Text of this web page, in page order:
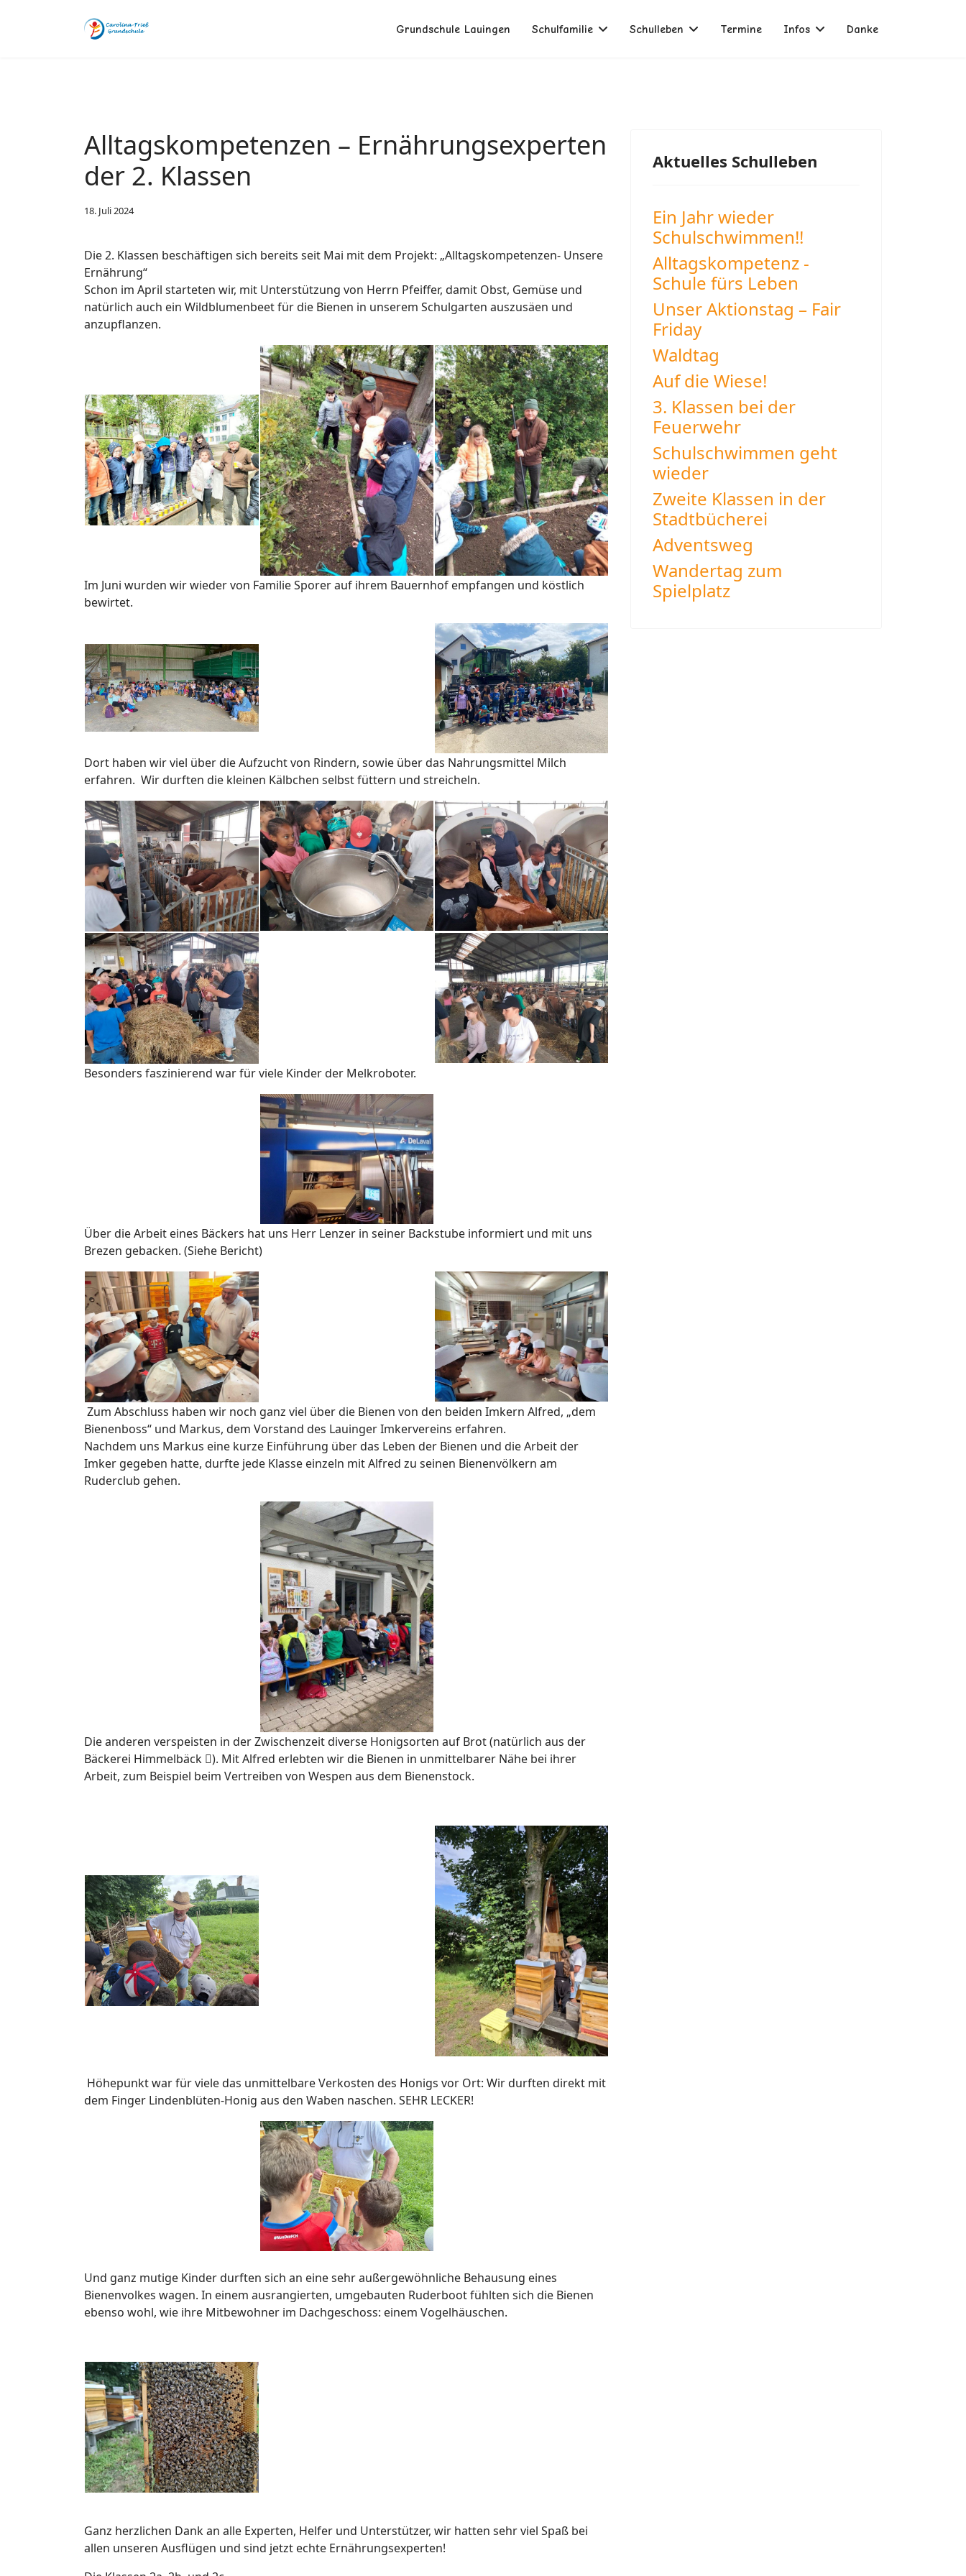
Grundschule Lauingen Schulfamilie Schulleben Termine Infos Danke
Alltagskompetenzen – Ernährungsexperten
der 2. Klassen
18. Juli 2024
Die 2. Klassen beschäftigen sich bereits seit Mai mit dem Projekt: „Alltagskompetenzen- Unsere
Ernährung“
Schon im April starteten wir, mit Unterstützung von Herrn Pfeiffer, damit Obst, Gemüse und
natürlich auch ein Wildblumenbeet für die Bienen in unserem Schulgarten auszusäen und
anzupflanzen.
Im Juni wurden wir wieder von Familie Sporer auf ihrem Bauernhof empfangen und köstlich
bewirtet.
Dort haben wir viel über die Aufzucht von Rindern, sowie über das Nahrungsmittel Milch
erfahren. Wir durften die kleinen Kälbchen selbst füttern und streicheln.
Besonders faszinierend war für viele Kinder der Melkroboter.
Über die Arbeit eines Bäckers hat uns Herr Lenzer in seiner Backstube informiert und mit uns
Brezen gebacken. (Siehe Bericht)
Zum Abschluss haben wir noch ganz viel über die Bienen von den beiden Imkern Alfred, „dem
Bienenboss“ und Markus, dem Vorstand des Lauinger Imkervereins erfahren.
Nachdem uns Markus eine kurze Einführung über das Leben der Bienen und die Arbeit der
Imker gegeben hatte, durfte jede Klasse einzeln mit Alfred zu seinen Bienenvölkern am
Ruderclub gehen.
Die anderen verspeisten in der Zwischenzeit diverse Honigsorten auf Brot (natürlich aus der
Bäckerei Himmelbäck ). Mit Alfred erlebten wir die Bienen in unmittelbarer Nähe bei ihrer
Arbeit, zum Beispiel beim Vertreiben von Wespen aus dem Bienenstock.
Höhepunkt war für viele das unmittelbare Verkosten des Honigs vor Ort: Wir durften direkt mit
dem Finger Lindenblüten-Honig aus den Waben naschen. SEHR LECKER!
Und ganz mutige Kinder durften sich an eine sehr außergewöhnliche Behausung eines
Bienenvolkes wagen. In einem ausrangierten, umgebauten Ruderboot fühlten sich die Bienen
ebenso wohl, wie ihre Mitbewohner im Dachgeschoss: einem Vogelhäuschen.
Ganz herzlichen Dank an alle Experten, Helfer und Unterstützer, wir hatten sehr viel Spaß bei
allen unseren Ausflügen und sind jetzt echte Ernährungsexperten!
Aktuelles Schulleben
Ein Jahr wieder
Schulschwimmen!!
Alltagskompetenz -
Schule fürs Leben
Unser Aktionstag – Fair
Friday
Waldtag
Auf die Wiese!
3. Klassen bei der
Feuerwehr
Schulschwimmen geht
wieder
Zweite Klassen in der
Stadtbücherei
Adventsweg
Wandertag zum
Spielplatz